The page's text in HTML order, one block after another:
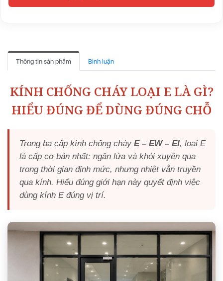
Thông tin sản phẩm Bình luận
KÍNH CHỐNG CHÁY LOẠI E LÀ GÌ?
HIỂU ĐÚNG ĐỂ DÙNG ĐÚNG CHỖ
Trong ba cấp kính chống cháy E – EW – EI, loại E
là cấp cơ bản nhất: ngăn lửa và khói xuyên qua
trong thời gian định mức, nhưng nhiệt vẫn truyền
qua kính. Hiểu đúng giới hạn này quyết định việc
dùng kính E đúng vị trí.